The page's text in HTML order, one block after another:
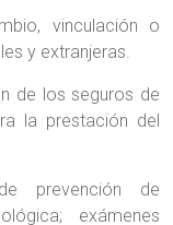
vinculación o
y extranjeras.
de los seguros de
la prestación del
prevención de
exámenes